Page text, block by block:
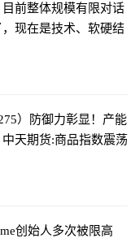
前整体规模有限对话
现在是技术、软硬结
）防御力彰显！产能
中天期货:商品指数震荡
创始人多次被限高